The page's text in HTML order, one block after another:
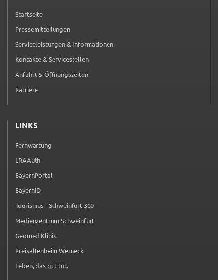
Startseite
Pressemitteilungen
Serviceleistungen & Informationen
Kontakte & Servicestellen
Anfahrt & Öffnungszeiten
Karriere
LINKS
Fernwartung
(externer Link, öffnet in neuem Tab)
LRAAuth
(externer Link, öffnet in neuem Tab)
BayernPortal
(externer Link, öffnet in neuem Tab)
BayernID
(externer Link, öffnet in neuem Tab)
Tourismus - Schweinfurt 360
(externer Link, öffnet in neuem Tab)
Medienzentrum Schweinfurt
(externer Link, öffnet in neuem Tab)
Geomed Klinik
(externer Link, öffnet in neuem Tab)
Kreisaltenheim Werneck
(externer Link, öffnet in neuem Tab)
Leben, das gut tut.
(externer Link, öffnet in neuem Tab)